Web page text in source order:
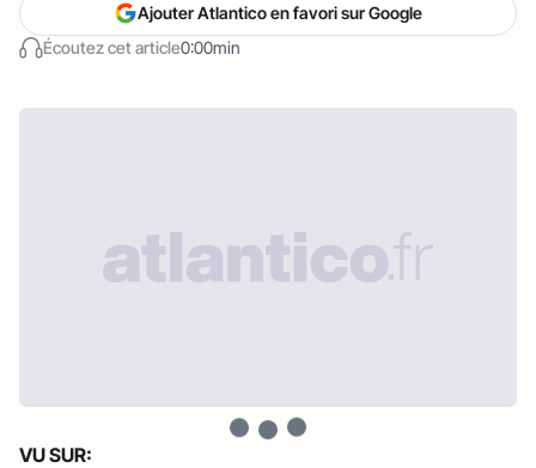
Écoutez cet article0:00min
Ajouter Atlantico en favori sur Google
VU SUR: